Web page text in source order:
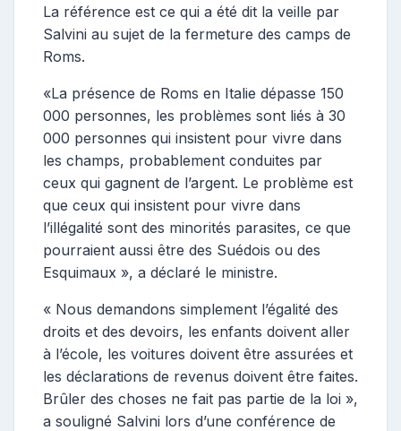
La référence est ce qui a été dit la veille par
Salvini au sujet de la fermeture des camps de
Roms.
«La présence de Roms en Italie dépasse 150
000 personnes, les problèmes sont liés à 30
000 personnes qui insistent pour vivre dans
les champs, probablement conduites par
ceux qui gagnent de l’argent. Le problème est
que ceux qui insistent pour vivre dans
l’illégalité sont des minorités parasites, ce que
pourraient aussi être des Suédois ou des
Esquimaux », a déclaré le ministre.
« Nous demandons simplement l’égalité des
droits et des devoirs, les enfants doivent aller
à l’école, les voitures doivent être assurées et
les déclarations de revenus doivent être faites.
Brûler des choses ne fait pas partie de la loi »,
a souligné Salvini lors d’une conférence de